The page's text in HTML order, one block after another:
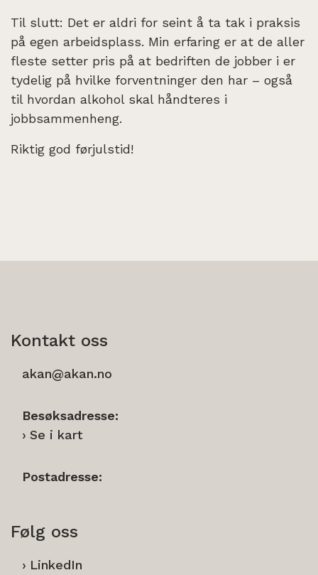
Til slutt: Det er aldri for seint å ta tak i praksis
på egen arbeidsplass. Min erfaring er at de aller
fleste setter pris på at bedriften de jobber i er
tydelig på hvilke forventninger den har – også
til hvordan alkohol skal håndteres i
jobbsammenheng.
Riktig god førjulstid!
Kontakt oss
akan@akan.no
Besøksadresse:
Se i kart
Postadresse:
Følg oss
LinkedIn